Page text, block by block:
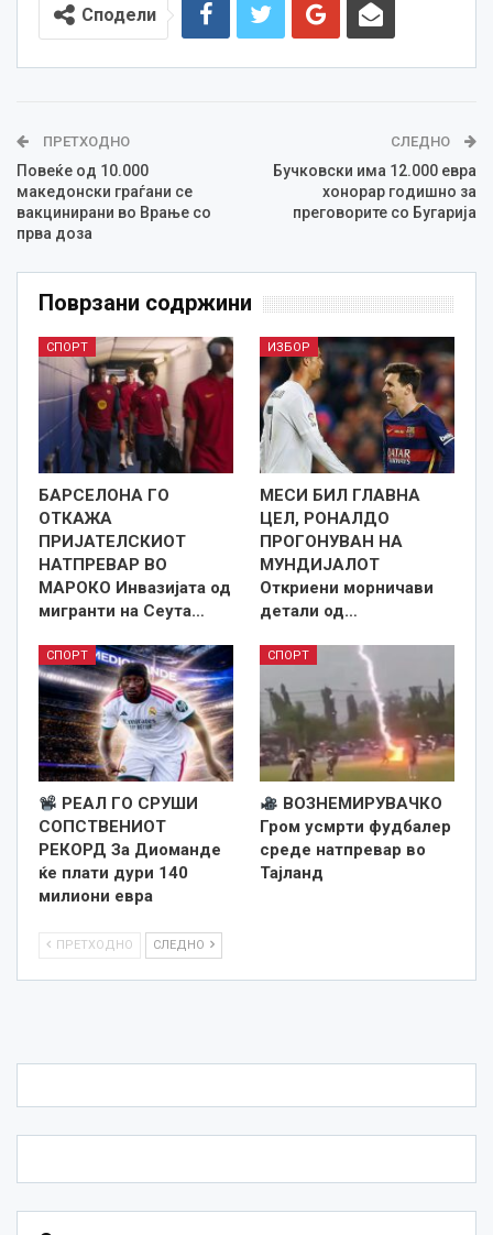
Сподели
ПРЕТХОДНО
Повеќе од 10.000
македонски граѓани се
вакцинирани во Врање со
прва доза
СЛЕДНО
Бучковски има 12.000 евра
хонорар годишно за
преговорите со Бугарија
Поврзани содржини
СПОРТ
БАРСЕЛОНА ГО
ОТКАЖА
ПРИЈАТЕЛСКИОТ
НАТПРЕВАР ВО
МАРОКО Инвазијата од
мигранти на Сеута…
ИЗБОР
МЕСИ БИЛ ГЛАВНА
ЦЕЛ, РОНАЛДО
ПРОГОНУВАН НА
МУНДИЈАЛОТ
Откриени морничави
детали од…
СПОРТ
РЕАЛ ГО СРУШИ
СОПСТВЕНИОТ
РЕКОРД За Диоманде
ќе плати дури 140
милиони евра
СПОРТ
ВОЗНЕМИРУВАЧКО
Гром усмрти фудбалер
среде натпревар во
Тајланд
ПРЕТХОДНО СЛЕДНО